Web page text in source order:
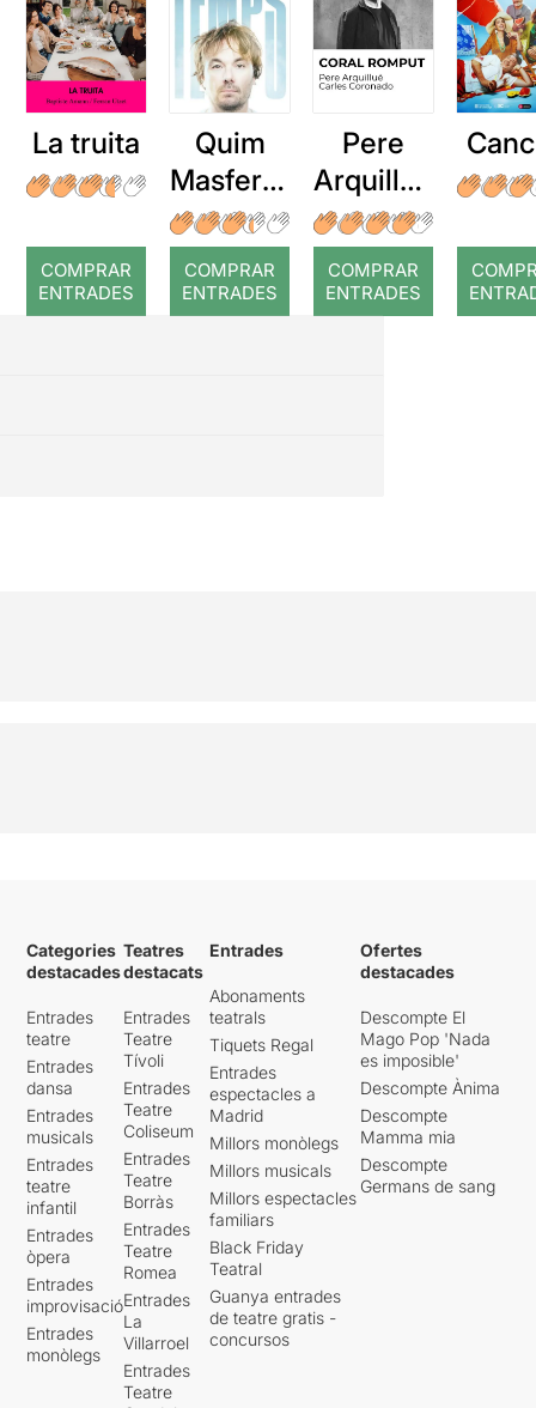
La truita
COMPRAR
ENTRADES
Quim
Masferre
r: Temps
COMPRAR
ENTRADES
Pere
Arquillué
: Coral
romput
COMPRAR
ENTRADES
Categories
destacades
Entrades
teatre
Entrades
dansa
Entrades
musicals
Entrades
teatre
infantil
Entrades
òpera
Entrades
improvisació
Entrades
monòlegs
Teatres
destacats
Entrades
Teatre
Tívoli
Entrades
Teatre
Coliseum
Entrades
Teatre
Borràs
Entrades
Teatre
Romea
Entrades
La
Villarroel
Entrades
Teatre
Entrades
Abonaments
teatrals
Tiquets Regal
Entrades
espectacles a
Madrid
Millors monòlegs
Millors musicals
Millors espectacles
familiars
Black Friday
Teatral
Guanya entrades
de teatre gratis -
concursos
Ofertes
destacades
Descompte El
Mago Pop 'Nada
es imposible'
Descompte Ànima
Descompte
Mamma mia
Descompte
Germans de sang